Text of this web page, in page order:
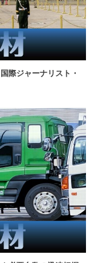
際ジャーナリスト・